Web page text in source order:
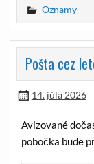
Oznamy
Pošta cez
14. júla 2026
Avizované
pobočka bude